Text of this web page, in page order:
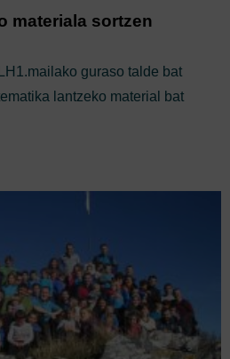
materiala sortzen
guraso talde bat
lantzeko material bat